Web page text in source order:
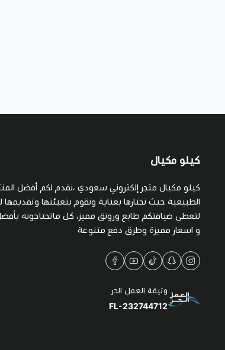
كيلو مكيال
كيلو مكيال متجر إلكتروني سعودي ،نقدم لكم أفضل
الطبيعية حيث نختارها بعناية ونقوم بتعبئتها وتقديمها
لتعطي ضيافتكم طابع ورونق مميز، كل ماتحتاجونه
و اسعار مميزة وطرق دفع متنوعة
وثيقة العمل الحر
FL-232744712